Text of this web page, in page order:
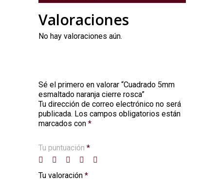
Valoraciones
No hay valoraciones aún.
Sé el primero en valorar “Cuadrado 5mm
esmaltado naranja cierre rosca”
Tu dirección de correo electrónico no será
publicada. Los campos obligatorios están
marcados con *
Tu puntuación *
Tu valoración *
Alternative: